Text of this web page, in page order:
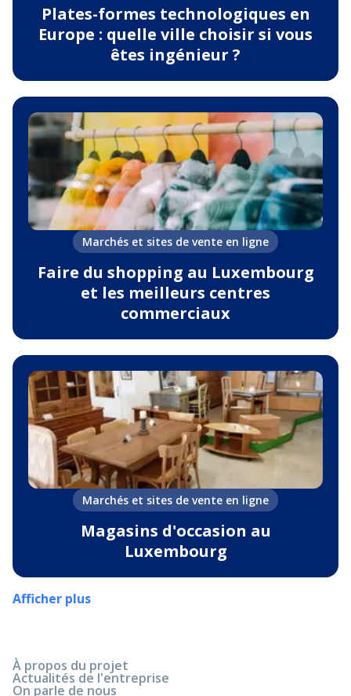
Plates-formes technologiques en
Europe : quelle ville choisir si vous
êtes ingénieur ?
Marchés et sites de vente en ligne
Faire du shopping au Luxembourg
et les meilleurs centres
commerciaux
Marchés et sites de vente en ligne
Magasins d'occasion au
Luxembourg
Afficher plus
À propos du projet
Actualités de l'entreprise
On parle de nous